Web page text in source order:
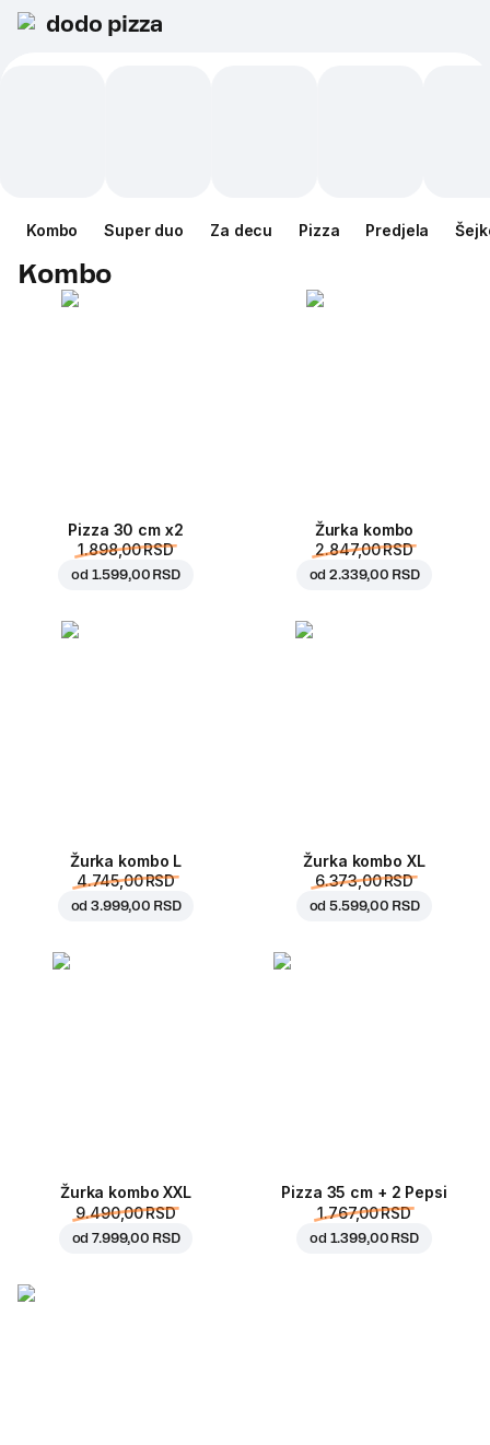
dodo pizza
Kombo Super duo Za decu Pizza Predjela
Kombo
Pizza 30 cm x2
1.898,00 RSD
od 1.599,00 RSD
Žurka kombo
2.847,00 RSD
od2.339,00 RSD
Žurka kombo L
4.745,00 RSD
od3.999,00 RSD
Žurka kombo XL
6.373,00 RSD
od5.599,00 RSD
Žurka kombo XXL
9.490,00 RSD
od7.999,00 RSD
Pizza 35 cm + 2 Pepsi
1.767,00 RSD
od 1.399,00 RSD